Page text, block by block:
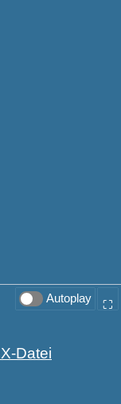
⛶
Autoplay